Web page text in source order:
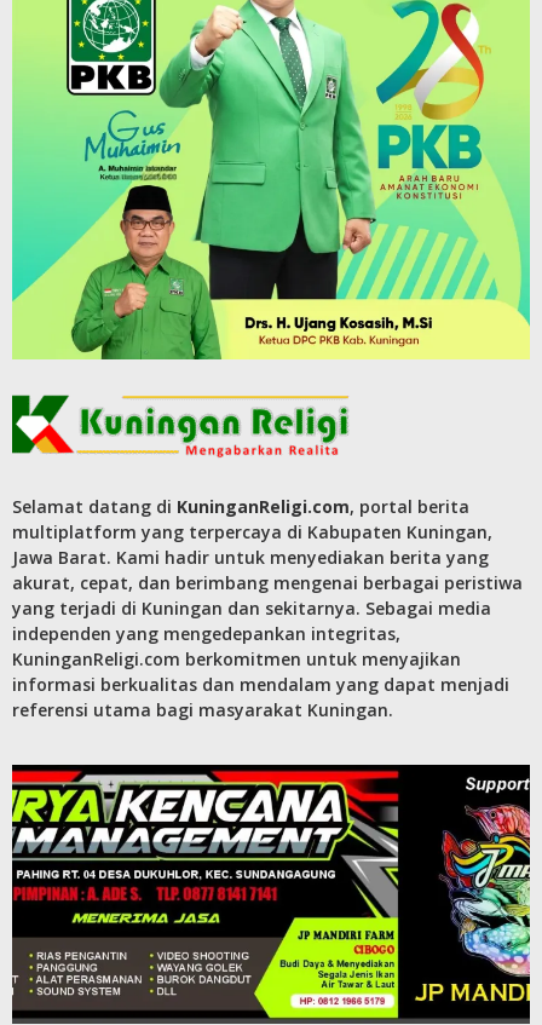
Selamat datang di KuninganReligi.com, portal berita
multiplatform yang terpercaya di Kabupaten Kuningan,
Jawa Barat. Kami hadir untuk menyediakan berita yang
akurat, cepat, dan berimbang mengenai berbagai peristiwa
yang terjadi di Kuningan dan sekitarnya. Sebagai media
independen yang mengedepankan integritas,
KuninganReligi.com berkomitmen untuk menyajikan
informasi berkualitas dan mendalam yang dapat menjadi
referensi utama bagi masyarakat Kuningan.